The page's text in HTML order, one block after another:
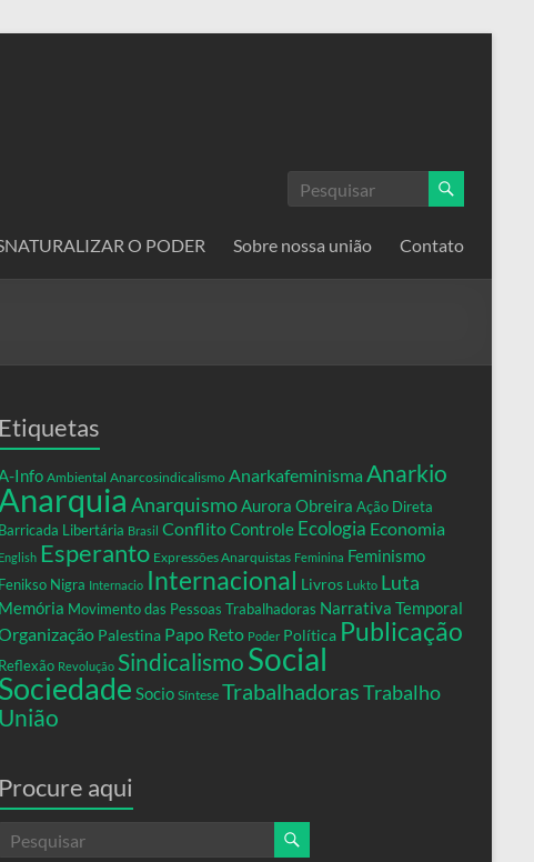
O PODER Sobre nossa união Contato
Etiquetas
InfoAmbiental Anarcosindicalismo Anarkafeminisma Anarkio
AnarquismoAurora Obreira Ação Direta
Barricada Libertária Brasil ConflitoControle Ecologia Economia
English Esperanto Expressões Anarquistas Feminina Feminismo
Fenikso Nigra Internacio Internacional Livros Lukto Luta
Memória Movimento das Pessoas Trabalhadoras Narrativa Temporal
Palestina Papo Reto Poder Política Publicação
Reflexão Revolução Sindicalismo Social
Sociedade Socio Síntese TrabalhadorasTrabalho
União
Procure aqui